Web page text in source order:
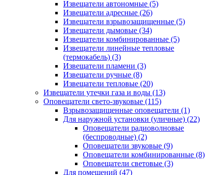
Извещатели автономные (5)
Извещатели адресные (26)
Извещатели взрывозащищенные (5)
Извещатели дымовые (34)
Извещатели комбинированные (5)
Извещатели линейные тепловые
(термокабель) (3)
Извещатели пламени (3)
Извещатели ручные (8)
Извещатели тепловые (20)
Извещатели утечки газа и воды (13)
Оповещатели свето-звуковые (115)
Взрывозащищенные оповещатели (1)
Для наружной установки (уличные) (22)
Оповещатели радиоволновые
(беспроводные) (2)
Оповещатели звуковые (9)
Оповещатели комбинированные (8)
Оповещатели световые (3)
Для помещений (47)